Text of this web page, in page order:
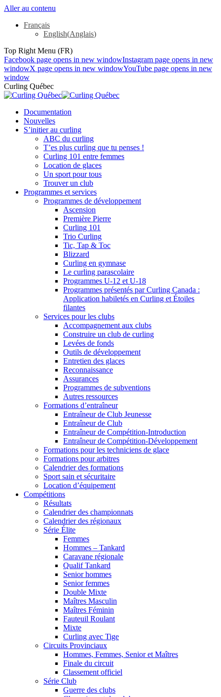
Aller au contenu
Français
English(Anglais)
Top Right Menu (FR)
Facebook page opens in new windowInstagram page opens in new
windowX page opens in new windowYouTube page opens in new
window
Curling Québec
Documentation
Nouvelles
S’initier au curling
ABC du curling
T’es plus curling que tu penses !
Curling 101 entre femmes
Location de glaces
Un sport pour tous
Trouver un club
Programmes et services
Programmes de développement
Ascension
Première Pierre
Curling 101
Trio Curling
Tic, Tap & Toc
Blizzard
Curling en gymnase
Le curling parascolaire
Programmes U-12 et U-18
Programmes présentés par Curling Canada :
Application habiletés en Curling et Étoiles
filantes
Services pour les clubs
Accompagnement aux clubs
Construire un club de curling
Levées de fonds
Outils de développement
Entretien des glaces
Reconnaissance
Assurances
Programmes de subventions
Autres ressources
Formations d’entraîneur
Entraîneur de Club Jeunesse
Entraîneur de Club
Entraîneur de Compétition-Introduction
Entraîneur de Compétition-Développement
Formations pour les techniciens de glace
Formations pour arbitres
Calendrier des formations
Sport sain et sécuritaire
Location d’équipement
Compétitions
Résultats
Calendrier des championnats
Calendrier des régionaux
Série Élite
Femmes
Hommes – Tankard
Caravane régionale
Qualif Tankard
Senior hommes
Senior femmes
Double Mixte
Maîtres Masculin
Maîtres Féminin
Fauteuil Roulant
Mixte
Curling avec Tige
Circuits Provinciaux
Hommes, Femmes, Senior et Maîtres
Finale du circuit
Classement officiel
Série Club
Guerre des clubs